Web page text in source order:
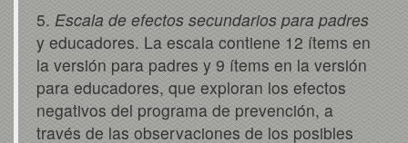
5. Escala de efectos secundarios para padres
y educadores. La escala contiene 12 ítems en
la versión para padres y 9 ítems en la versión
para educadores, que exploran los efectos
negativos del programa de prevención, a
través de las observaciones de los posibles